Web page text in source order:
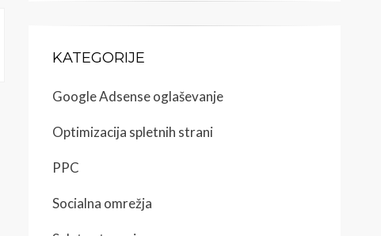
KATEGORIJE
Google Adsense oglaševanje
Optimizacija spletnih strani
PPC
Socialna omrežja